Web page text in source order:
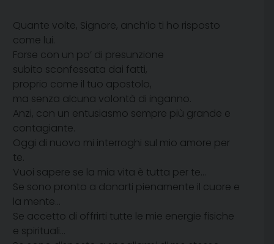
Quante volte, Signore, anch’io ti ho risposto
come lui.
Forse con un po’ di presunzione
subito sconfessata dai fatti,
proprio come il tuo apostolo,
ma senza alcuna volontà di inganno.
Anzi, con un entusiasmo sempre più grande e
contagiante.
Oggi di nuovo mi interroghi sul mio amore per
te.
Vuoi sapere se la mia vita è tutta per te…
Se sono pronto a donarti pienamente il cuore e
la mente…
Se accetto di offrirti tutte le mie energie fisiche
e spirituali…